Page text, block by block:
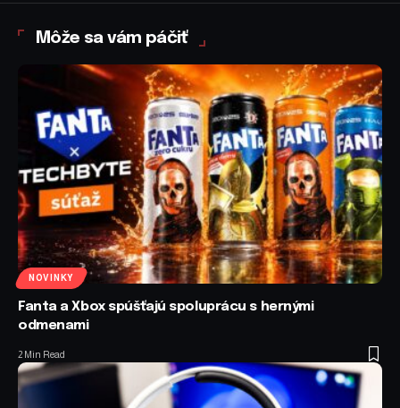
Môže sa vám páčiť
NOVINKY
Fanta a Xbox spúšťajú spoluprácu s hernými
odmenami
2 Min Read